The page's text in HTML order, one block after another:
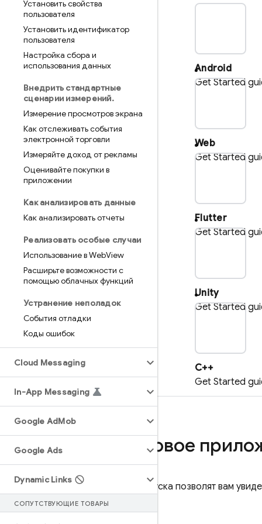
Установить свойства
пользователя
Установить идентификатор
пользователя
Настройка сбора и
использования данных
Внедрить стандартные
сценарии измерений.
Измерение просмотров экрана
Как отслеживать события
электронной торговли
Измеряйте доход от рекламы
Оценивайте покупки в
приложении
Как анализировать данные
Как анализировать отчеты
Реализовать особые случаи
Использование в WebView
Расширьте возможности с
помощью облачных функций
Устранение неполадок
События отладки
Коды ошибок
Cloud Messaging
In-App Messaging
Google AdMob
Google Ads
Dynamic Links
СОПУТСТВУЮЩИЕ ТОВАРЫ
Android
Get Started
Web
Get Started
Flutter
Get Started
Unity
Get Started
C++
Get Started
Попробуйте тестовое
Эти приложения для быстрого запуска позволят вам